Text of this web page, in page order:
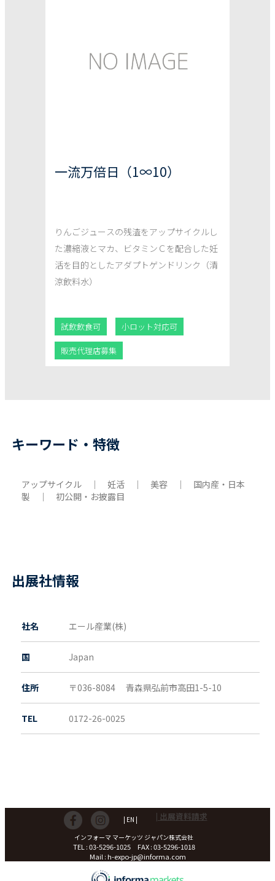
一流万倍日（1∞10）
りんごジュースの残渣をアップサイクルし
た濃縮液とマカ、ビタミンＣを配合した妊
活を目的としたアダプトゲンドリンク（清
涼飲料水）
試飲飲食可 小ロット対応可
販売代理店募集
キーワード・特徴
アップサイクル ｜ 妊活 ｜ 美容 ｜ 国内産・日本
製 ｜ 初公開・お披露目
出展社情報
社名 エール産業(株)
国 Japan
住所 〒036-8084 青森県弘前市高田1-5-10
TEL 0172-26-0025
| EN | | 出展資料請求
インフォーマ マーケッツ ジャパン株式会社
TEL : 03-5296-1025 FAX : 03-5296-1018
Mail : h-expo-jp@informa.com